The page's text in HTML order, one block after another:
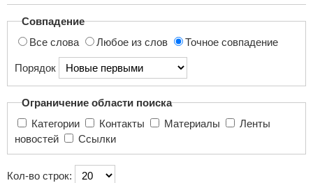
Совпадение
Все слова
Любое из слов Точное совпадение
Порядок
Ограничение области поиска
Категории
Контакты Материалы
новостей
Ссылки
Кол-во строк: